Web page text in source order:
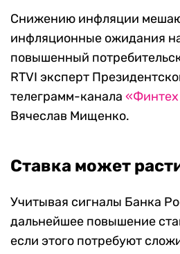
Снижению инфляции
инфляционные ожидания
повышенный
RTVI эксперт
телеграмм-канала
Вячеслав Мищенко.
Ставка может
Учитывая сигналы Банка
дальнейшее повышение
если этого потребуют